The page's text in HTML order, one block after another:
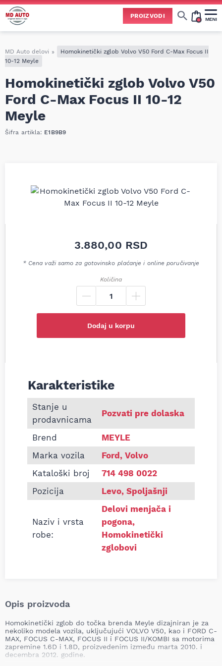
PROIZVODI MENI
MD Auto delovi »
Homokinetički zglob Volvo V50 Ford C-Max Focus II
10-12 Meyle
Homokinetički zglob Volvo V50
Ford C-Max Focus II 10-12
Meyle
Šifra artikla: E1B9B9
3.880,00 RSD
* Cena važi samo za gotovinsko plaćanje i online poručivanje
Količina
Dodaj u korpu
Informacije o Homokinetički zglob Volvo V50 Ford
Karakteristike
Stanje u
prodavnicama
Pozvati pre dolaska
Brend
MEYLE
Marka vozila
Ford, Volvo
Kataloški broj
714 498 0022
Pozicija
Levo, Spoljašnji
Naziv i vrsta
robe:
Delovi menjača i
pogona,
Homokinetički
zglobovi
Opis proizvoda
Homokinetički zglob do točka brenda Meyle dizajniran je za
nekoliko modela vozila, uključujući VOLVO V50, kao i FORD C-
MAX, FOCUS C-MAX, FOCUS II i FOCUS II/KOMBI sa motorima
zapremine 1.6D i 1.8D, proizvedenim između marta 2010. i
decembra 2012. godine.